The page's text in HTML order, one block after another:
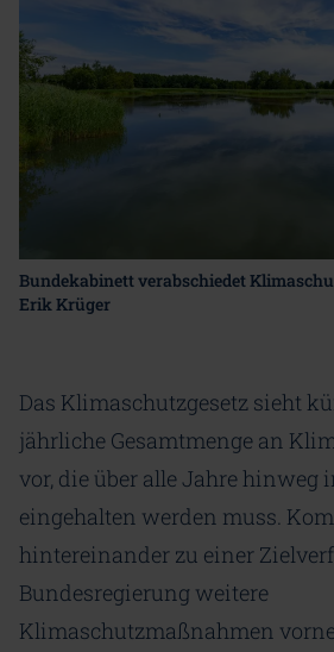
Bundekabinett verabschiedet
Erik Krüger
Das Klimaschutzgesetz sieht
jährliche Gesamtmenge an
vor, die über alle Jahre hinweg
eingehalten werden muss.
hintereinander zu einer
Bundesregierung weitere
Klimaschutzmaßnahmen